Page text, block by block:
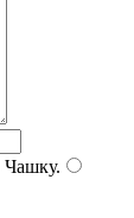
Чашку.